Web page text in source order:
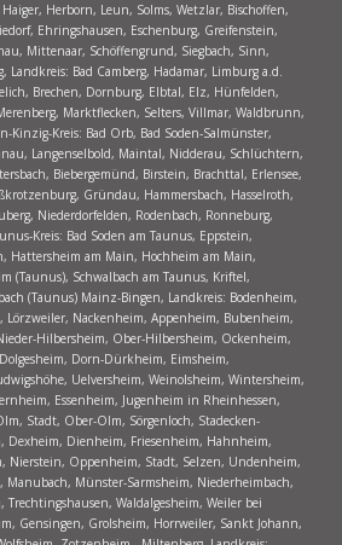
Herborn, Leun, Solms, Wetzlar, Bischoffen,
Ehringshausen, Eschenburg, Greifenstein,
Mittenaar, Schöffengrund, Siegbach, Sinn,
Landkreis: Bad Camberg, Hadamar, Limburg a.d.
Brechen, Dornburg, Elbtal, Elz, Hünfelden,
Marktflecken, Selters, Villmar, Waldbrunn,
Kinzig-Kreis: Bad Orb, Bad Soden-Salmünster,
Langenselbold, Maintal, Nidderau, Schlüchtern,
Biebergemünd, Birstein, Brachttal, Erlensee,
Gründau, Hammersbach, Hasselroth,
Niederdorfelden, Rodenbach, Ronneburg,
Kreis: Bad Soden am Taunus, Eppstein,
Hattersheim am Main, Hochheim am Main,
(Taunus), Schwalbach am Taunus, Kriftel,
(Taunus) Mainz-Bingen, Landkreis: Bodenheim,
Lörzweiler, Nackenheim, Appenheim, Bubenheim,
Hilbersheim, Ober-Hilbersheim, Ockenheim,
Dorn-Dürkheim, Eimsheim,
Uelversheim, Weinolsheim, Wintersheim,
Essenheim, Jugenheim in Rheinhessen,
Stadt, Ober-Olm, Sörgenloch, Stadecken-
Dexheim, Dienheim, Friesenheim, Hahnheim,
Nierstein, Oppenheim, Stadt, Selzen, Undenheim,
Manubach, Münster-Sarmsheim, Niederheimbach,
Waldalgesheim, Weiler bei
Gensingen, Grolsheim, Horrweiler, Sankt Johann,